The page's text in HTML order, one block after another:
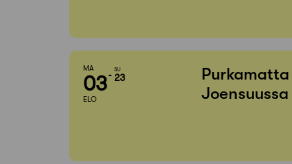
MA
03
ELO
SU
23
Joensuussa